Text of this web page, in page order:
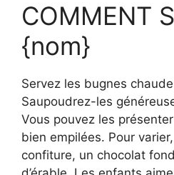
COMMENT
{nom}
Servez les bugnes
Saupoudrez-les
Vous pouvez les
bien empilées. Pour
confiture, un chocolat